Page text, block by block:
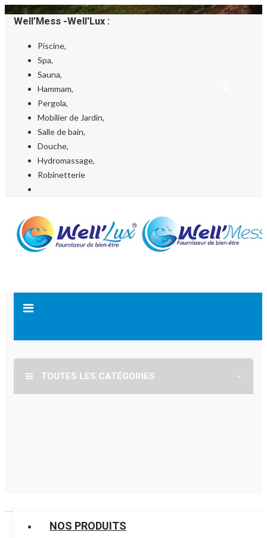
Well’Mess -Well'Lux :
Piscine,
Spa,
Sauna,
Hammam,
Pergola,
Mobilier de Jardin,
Salle de bain,
Douche,
Hydromassage,
Robinetterie
TOUTES LES CATÉGORIES
NOS PRODUITS